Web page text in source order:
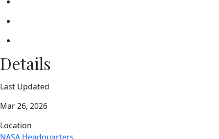
Details
Last Updated
Mar 26, 2026
Location